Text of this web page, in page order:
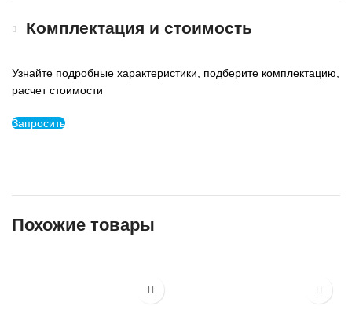
Комплектация и стоимость
Узнайте подробные характеристики, подберите комплектацию,
расчет стоимости
Запросить
Похожие товары